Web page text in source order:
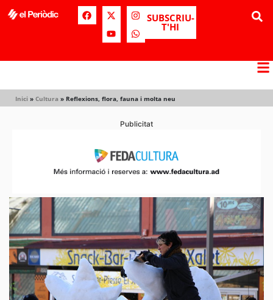
SUBSCRIU-
T'HI
Inici » Cultura » Reflexions, flora, fauna i molta neu
Publicitat